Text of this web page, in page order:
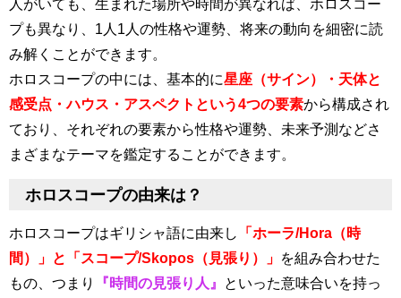
人がいても、生まれた場所や時間が異なれば、ホロスコー
プも異なり、1人1人の性格や運勢、将来の動向を細密に読
み解くことができます。
ホロスコープの中には、基本的に星座（サイン）・天体と
感受点・ハウス・アスペクトという4つの要素から構成され
ており、それぞれの要素から性格や運勢、未来予測などさ
まざまなテーマを鑑定することができます。
ホロスコープの由来は？
ホロスコープはギリシャ語に由来し
「ホーラ/Hora（時
間）」と「スコープ/Skopos（見張り）」
を組み合わせた
もの、つまり
『時間の見張り人』
といった意味合いを持っ